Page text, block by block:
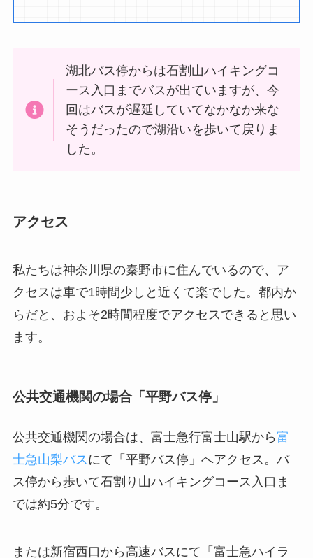
湖北バス停からは石割山ハイキングコ
ース入口までバスが出ていますが、今
回はバスが遅延していてなかなか来な
そうだったので湖沿いを歩いて戻りま
した。
アクセス
私たちは神奈川県の秦野市に住んでいるので、ア
クセスは車で1時間少しと近くて楽でした。都内か
らだと、およそ2時間程度でアクセスできると思い
ます。
公共交通機関の場合「平野バス停」
公共交通機関の場合は、富士急行富士山駅から富
士急山梨バスにて「平野バス停」へアクセス。バ
ス停から歩いて石割り山ハイキングコース入口ま
では約5分です。
または新宿西口から高速バスにて「富士急ハイラ